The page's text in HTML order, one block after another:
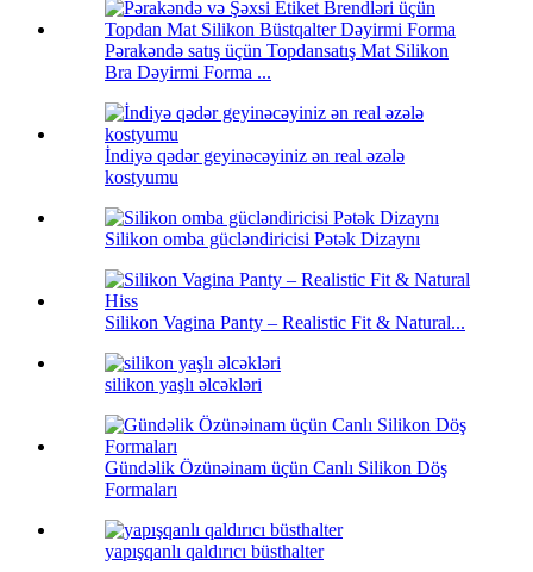
Pərakəndə satış üçün Topdansatış Mat Silikon
Bra Dəyirmi Forma ...
İndiyə qədər geyinəcəyiniz ən real əzələ
kostyumu
Silikon omba gücləndiricisi Pətək Dizaynı
Silikon Vagina Panty – Realistic Fit & Natural...
silikon yaşlı əlcəkləri
Gündəlik Özünəinam üçün Canlı Silikon Döş
Formaları
yapışqanlı qaldırıcı büsthalter